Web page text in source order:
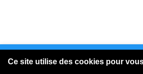
Ce site utilise des cookies pourVous